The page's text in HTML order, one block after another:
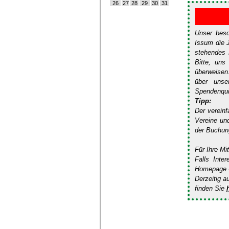
26
27 28 29 30 31
Unser
Issum die
Bitte, uns
über
Tipp:
Der
Vereine
der
Für Ihre
Falls
Homepage
Derzeitig
finden Sie